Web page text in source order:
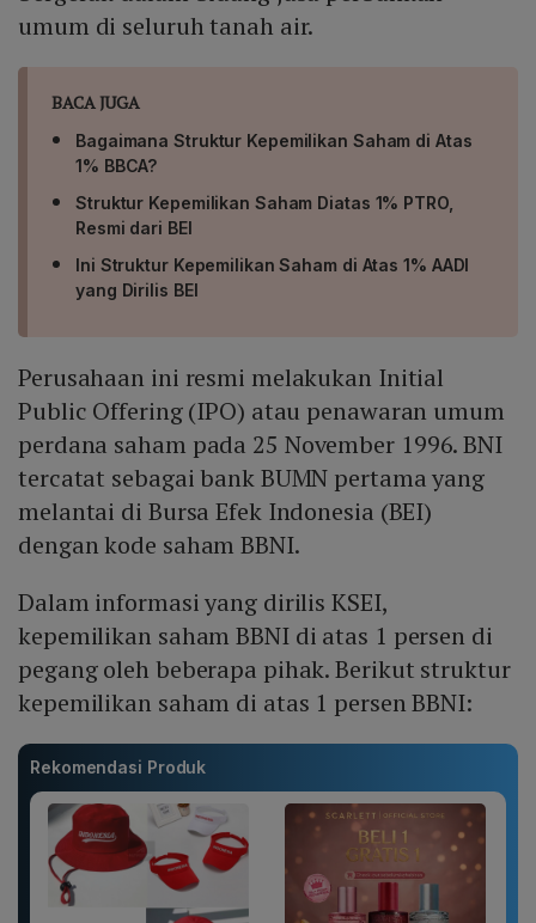
umum di seluruh tanah air.
BACA JUGA
Bagaimana Struktur Kepemilikan Saham di Atas
1% BBCA?
Struktur Kepemilikan Saham Diatas 1% PTRO,
Resmi dari BEI
Ini Struktur Kepemilikan Saham di Atas 1% AADI
yang Dirilis BEI
Perusahaan ini resmi melakukan Initial
Public Offering (IPO) atau penawaran umum
perdana saham pada 25 November 1996. BNI
tercatat sebagai bank BUMN pertama yang
melantai di Bursa Efek Indonesia (BEI)
dengan kode saham BBNI.
Dalam informasi yang dirilis KSEI,
kepemilikan saham BBNI di atas 1 persen di
pegang oleh beberapa pihak. Berikut struktur
kepemilikan saham di atas 1 persen BBNI:
Rekomendasi Produk